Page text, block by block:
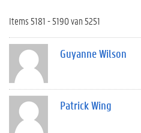
Items 5181 - 5190 van 5251
Guyanne Wilson
Patrick Wing